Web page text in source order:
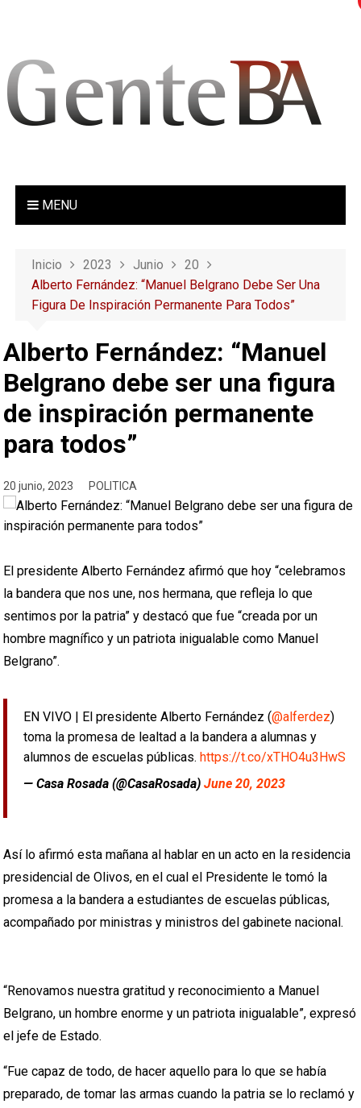
MENU
Inicio 2023 Junio
20
Alberto Fernández: “Manuel Belgrano Debe Ser Una
Figura De Inspiración Permanente Para Todos”
Alberto Fernández: “Manuel
Belgrano debe ser una figura
de inspiración permanente
para todos”
20 junio, 2023 POLITICA
El presidente Alberto Fernández afirmó que hoy “celebramos
la bandera que nos une, nos hermana, que refleja lo que
sentimos por la patria” y destacó que fue “creada por un
hombre magnífico y un patriota inigualable como Manuel
Belgrano”.
EN VIVO | El presidente Alberto Fernández (@alferdez)
toma la promesa de lealtad a la bandera a alumnas y
alumnos de escuelas públicas.https://t.co/xTHO4u3HwS
— Casa Rosada (@CasaRosada)June 20, 2023
Así lo afirmó esta mañana al hablar en un acto en la residencia
presidencial de Olivos, en el cual el Presidente le tomó la
promesa a la bandera a estudiantes de escuelas públicas,
acompañado por ministras y ministros del gabinete nacional.
“Renovamos nuestra gratitud y reconocimiento a Manuel
Belgrano, un hombre enorme y un patriota inigualable”, expresó
el jefe de Estado.
“Fue capaz de todo, de hacer aquello para lo que se había
preparado, de tomar las armas cuando la patria se lo reclamó y